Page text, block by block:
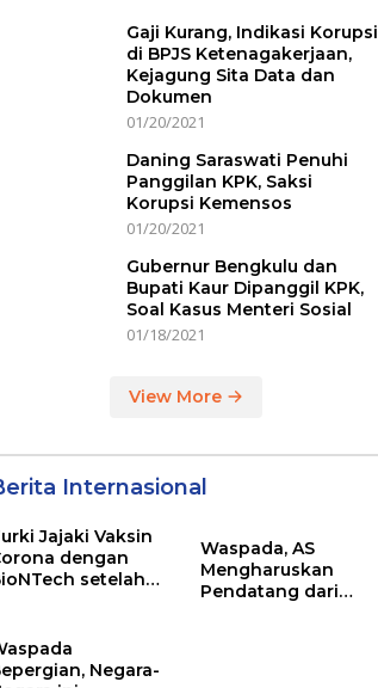
Gaji Kurang, Indikasi Korupsi
di BPJS Ketenagakerjaan,
Kejagung Sita Data dan
Dokumen
01/20/2021
Daning Saraswati Penuhi
Panggilan KPK, Saksi
Korupsi Kemensos
01/20/2021
Gubernur Bengkulu dan
Bupati Kaur Dipanggil KPK,
Soal Kasus Menteri Sosial
01/18/2021
View More
Internasional
Jajaki Vaksin
dengan
setelah
Waspada, AS
Mengharuskan
Pendatang dari
Negara-